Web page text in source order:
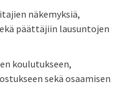
näkemyksiä,
päättäjiin lausuntojen
koulutukseen,
sekä osaamisen